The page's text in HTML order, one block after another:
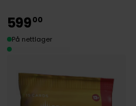
59900
På nettlager